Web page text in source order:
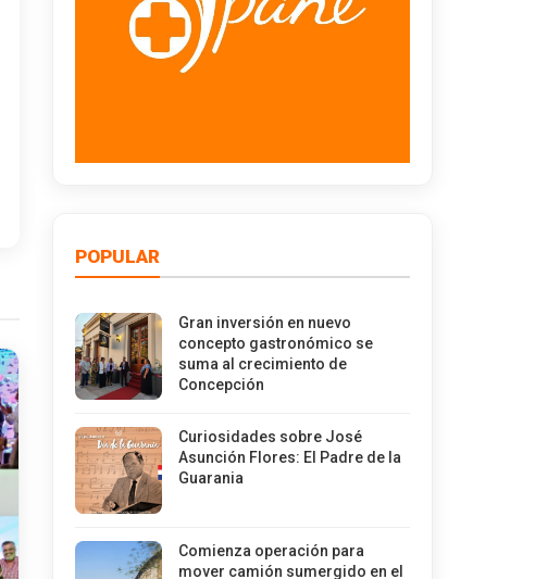
POPULAR
Gran inversión en nuevo
concepto gastronómico se
suma al crecimiento de
Concepción
Curiosidades sobre José
Asunción Flores: El Padre de la
Guarania
Comienza operación para
mover camión sumergido en el